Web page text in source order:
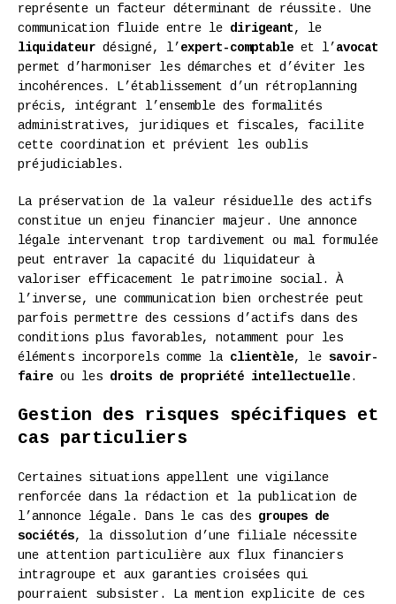
représente un facteur déterminant de réussite. Une
communication fluide entre le dirigeant, le
liquidateur désigné, l’ expert-comptable et l’ avocat
permet d’harmoniser les démarches et d’éviter les
incohérences. L’établissement d’un rétroplanning
précis, intégrant l’ensemble des formalités
administratives, juridiques et fiscales, facilite
cette coordination et prévient les oublis
préjudiciables.
La préservation de la valeur résiduelle des actifs
constitue un enjeu financier majeur. Une annonce
légale intervenant trop tardivement ou mal formulée
peut entraver la capacité du liquidateur à
valoriser efficacement le patrimoine social. À
l’inverse, une communication bien orchestrée peut
parfois permettre des cessions d’actifs dans des
conditions plus favorables, notamment pour les
éléments incorporels comme la clientèle, le savoir-
faire ou les droits de propriété intellectuelle.
Gestion des risques spécifiques et
cas particuliers
Certaines situations appellent une vigilance
renforcée dans la rédaction et la publication de
l’annonce légale. Dans le cas des groupes de
sociétés, la dissolution d’une filiale nécessite
une attention particulière aux flux financiers
intragroupe et aux garanties croisées qui
pourraient subsister. La mention explicite de ces